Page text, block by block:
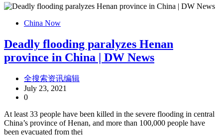
China Now
Deadly flooding paralyzes Henan
province in China | DW News
全搜索资讯编辑
July 23, 2021
0
At least 33 people have been killed in the severe flooding in central
China’s province of Henan, and more than 100,000 people have
been evacuated from thei